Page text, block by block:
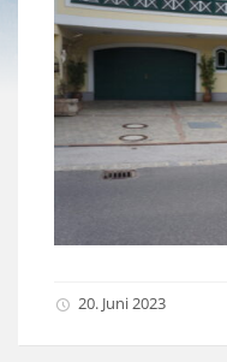
20. Juni 2023